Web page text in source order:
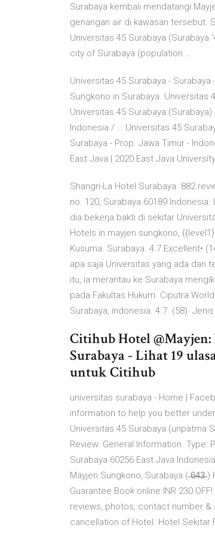
Surabaya kembali mendatangi
genangan air di kawasan tersebut.
Universitas 45 Surabaya
city of Surabaya (population …
Universitas 45 Surabaya -
Sungkono in Surabaya. Universitas
Universitas 45 Surabaya
Indonesia / … Universitas 45
Surabaya - Prop. Jawa Timur -
East Java | 2020 East Java
Shangri-La Hotel Surabaya. 882
no. 120, Surabaya 60189
dia bekerja bakti di sekitar
Hotels in mayjen sungkono,
Kusuma. Surabaya. 4.7 Excellent•
apa saja Universitas yang ada dan
itu, ia merantau ke Surabaya
pada Fakultas Hukum Ciputra
Surabaya, indonesia. 4.7. (58).
Citihub Hotel
Surabaya - Lihat 19
untuk Citihub
universitas surabaya - Home |
information to help you better
Universitas 45 Surabaya (unpatma
Review: General Information. Type:
Surabaya 60256 East Java
Mayjen Sungkono, Surabaya ( ̶6̶4̶3̶
Guarantee Book online INR 230
reviews, photos, contact number &
cancellation of Hotel. Hotel Sekitar